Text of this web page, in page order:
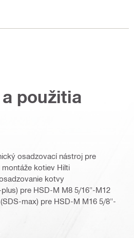
použitia
osadzovací nástroj pre
kotiev Hilti
kotvy
pre HSD-M M8 5/16"-M12
max) pre HSD-M M16 5/8"-